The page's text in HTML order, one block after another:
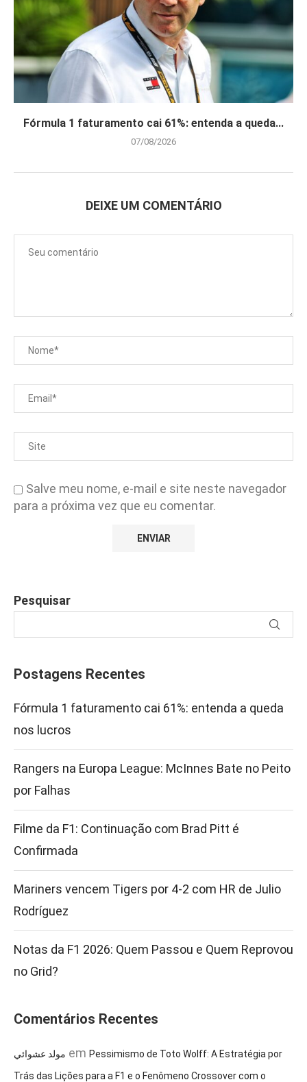
Fórmula 1 faturamento cai 61%: entenda a queda...
07/08/2026
DEIXE UM COMENTÁRIO
Salve meu nome, e-mail e site neste navegador
para a próxima vez que eu comentar.
Pesquisar
Postagens Recentes
Fórmula 1 faturamento cai 61%: entenda a queda
nos lucros
Rangers na Europa League: McInnes Bate no Peito
por Falhas
Filme da F1: Continuação com Brad Pitt é
Confirmada
Mariners vencem Tigers por 4-2 com HR de Julio
Rodríguez
Notas da F1 2026: Quem Passou e Quem Reprovou
no Grid?
Comentários Recentes
مولد عشوائي em Pessimismo de Toto Wolff: A Estratégia por
Trás das Lições para a F1 e o Fenômeno Crossover com o